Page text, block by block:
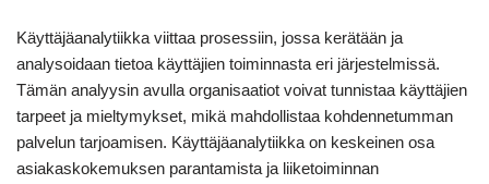
Käyttäjäanalytiikka viittaa prosessiin, jossa kerätään ja
analysoidaan tietoa käyttäjien toiminnasta eri järjestelmissä.
Tämän analyysin avulla organisaatiot voivat tunnistaa käyttäjien
tarpeet ja mieltymykset, mikä mahdollistaa kohdennetumman
palvelun tarjoamisen. Käyttäjäanalytiikka on keskeinen osa
asiakaskokemuksen parantamista ja liiketoiminnan